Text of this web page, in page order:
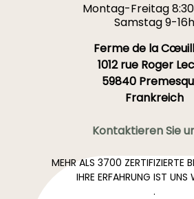
Montag-Freitag
Samstag 9-16h
Ferme de la
1012 rue Roger
59840
Frankreich
Kontaktieren Sie
MEHR ALS 3700 ZERTIFIZIERTE
IHRE ERFAHRUNG IST
.